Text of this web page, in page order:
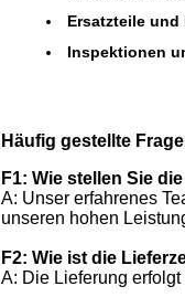
Ersatzteile und
Inspektionen
Häufig gestellte
F1: Wie stellen Sie
A: Unser erfahrenes
unseren hohen
F2: Wie ist die
A: Die Lieferung